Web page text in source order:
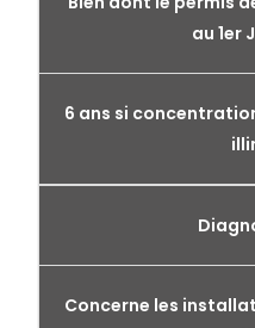
au 1er
6 ans si
Concerne les